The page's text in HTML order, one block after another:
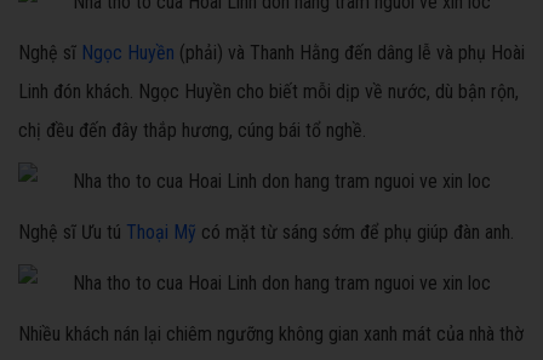
Nghệ sĩ Ngọc Huyền (phải) và Thanh Hằng đến dâng lễ và phụ Hoài
Linh đón khách. Ngọc Huyền cho biết mỗi dịp về nước, dù bận rộn,
chị đều đến đây thắp hương, cúng bái tổ nghề.
Nghệ sĩ Ưu tú Thoại Mỹ có mặt từ sáng sớm để phụ giúp đàn anh.
Nhiều khách nán lại chiêm ngưỡng không gian xanh mát của nhà thờ